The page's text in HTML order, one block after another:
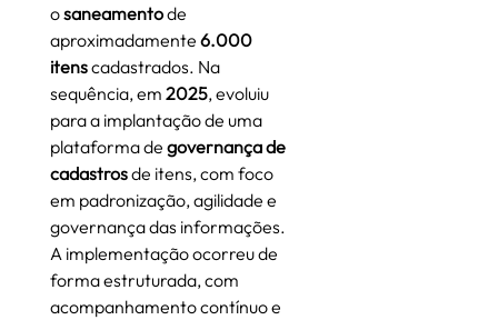
o saneamento de
aproximadamente 6.000
itens cadastrados. Na
sequência, em 2025, evoluiu
para a implantação de uma
plataforma de governança de
cadastros de itens, com foco
em padronização, agilidade e
governança das informações.
A implementação ocorreu de
forma estruturada, com
acompanhamento contínuo e